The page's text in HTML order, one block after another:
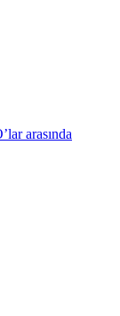
arasında